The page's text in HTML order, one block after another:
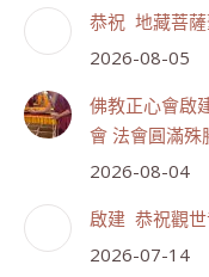
恭祝 地藏菩
2026-08-05
佛教正心會啟
會 法會圓滿殊
2026-08-04
啟建 恭祝觀
2026-07-14